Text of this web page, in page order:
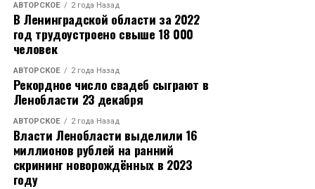
АВТОРСКОЕ 2 года Назад
В Ленинградской области за 2022
год трудоустроено свыше 18 000
человек
АВТОРСКОЕ 2 года Назад
Рекордное число свадеб сыграют в
Ленобласти 23 декабря
АВТОРСКОЕ 2 года Назад
Власти Ленобласти выделили 16
миллионов рублей на ранний
скрининг новорождённых в 2023
году